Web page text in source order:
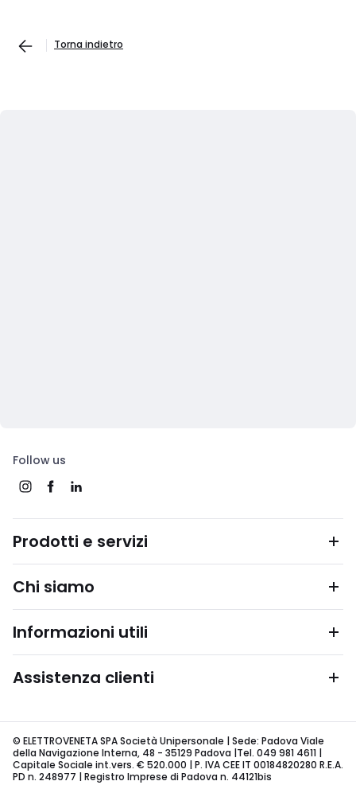
Torna indietro
Follow us
Prodotti e servizi
Chi siamo
Informazioni utili
Assistenza clienti
© ELETTROVENETA SPA Società Unipersonale | Sede: Padova Viale
della Navigazione Interna, 48 - 35129 Padova |Tel. 049 981 4611 |
Capitale Sociale int.vers. € 520.000 | P. IVA CEE IT 00184820280 R.E.A.
PD n. 248977 | Registro Imprese di Padova n. 44121bis